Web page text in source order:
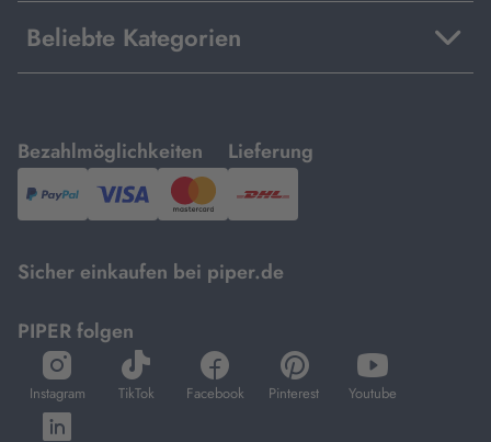
Beliebte Kategorien
Bezahlmöglichkeiten
mit
PayPal,Visa
und
Lieferung
mit
DHL.
Sicher einkaufen bei piper.de
PIPER folgen
Instagram
öffnet
in
neuem
TikTok
öffnet
in
Facebook
öffnet
in
Pinterest
öffnet
in
Youtube
öffnet
in
öffnet